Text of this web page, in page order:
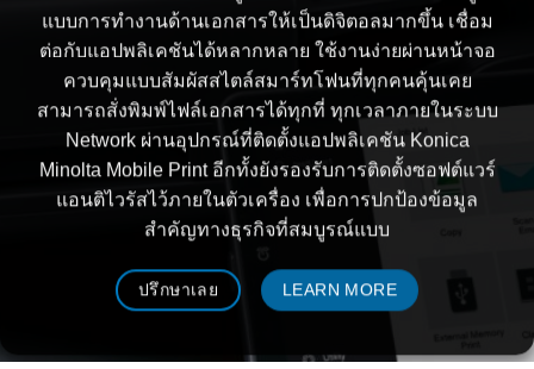
แบบการทำงานด้านเอกสารให้เป็นดิจิตอลมากขึ้น เชื่อม
ต่อกับแอปพลิเคชันได้หลากหลาย ใช้งานง่ายผ่านหน้าจอ
ควบคุมแบบสัมผัสสไตล์สมาร์ทโฟนที่ทุกคนคุ้นเคย
สามารถสั่งพิมพ์ไฟล์เอกสารได้ทุกที่ ทุกเวลาภายในระบบ
Network ผ่านอุปกรณ์ที่ติดตั้งแอปพลิเคชัน Konica
Minolta Mobile Print อีกทั้งยังรองรับการติดตั้งซอฟต์แวร์
แอนติไวรัสไว้ภายในตัวเครื่อง เพื่อการปกป้องข้อมูล
สำคัญทางธุรกิจที่สมบูรณ์แบบ
ปรึกษาเลย LEARN MORE